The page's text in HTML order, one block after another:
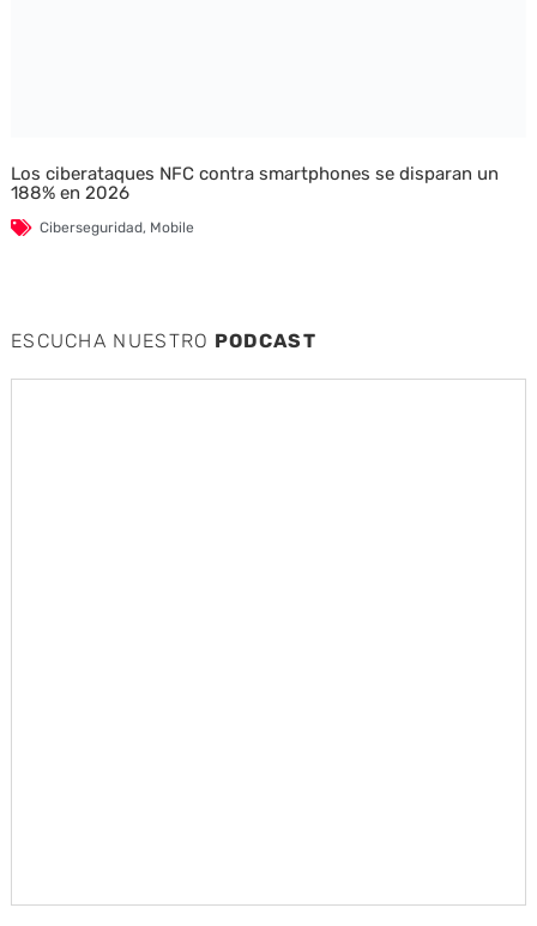
Los ciberataques NFC contra smartphones se disparan un
188% en 2026
Ciberseguridad, Mobile
ESCUCHA NUESTRO PODCAST